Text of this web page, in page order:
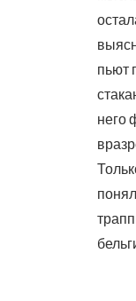
пьют
него